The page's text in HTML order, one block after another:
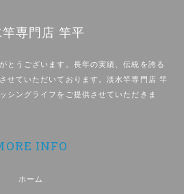
専門店 竿平
とうございます。長年の実績、伝統を誇る
せていただいております。淡水竿専門店 竿
シングライフをご提供させていただきま
INFO
ホーム